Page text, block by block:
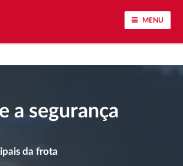
MENU
veículos e monitoramento de
de condução
de condutores
a segurança
da frota